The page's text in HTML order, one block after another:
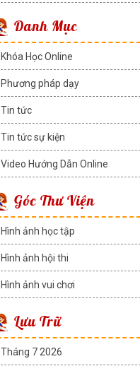
Danh Mục
Khóa Học Online
Phương pháp dạy
Tin tức
Tin tức sự kiện
Video Hướng Dẫn Online
Góc Thư Viện
Hình ảnh học tập
Hình ảnh hội thi
Hình ảnh vui chơi
Lưu Trữ
Tháng 7 2026